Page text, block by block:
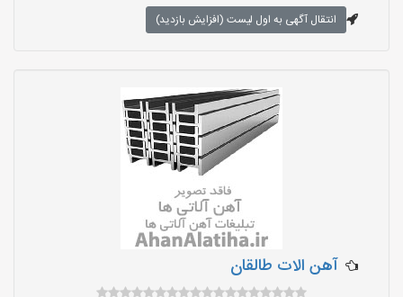
انتقال آگهی به اول لیست (افزایش بازدید)
آهن الات طالقان